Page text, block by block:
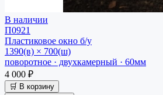
В наличии
П0921
Пластиковое окно б/у
1390(в) × 700(ш)
поворотное · двухкамерный · 60мм
4 000 ₽
🛒 В корзину